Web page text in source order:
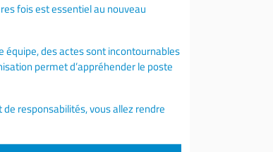
fois est essentiel au nouveau
équipe, des actes sont incontournables
permet d’appréhender le poste
responsabilités, vous allez rendre